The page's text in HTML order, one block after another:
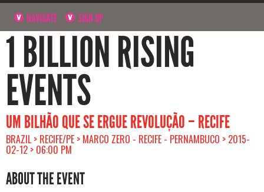
NAVIGATE SIGN UP
1 BILLION RISING
EVENTS
UM BILHÃO QUE SE ERGUE REVOLUÇÃO – RECIFE
BRAZIL > RECIFE/PE > MARCO ZERO - RECIFE - PERNAMBUCO > 2015-
02-12 > 06:00 PM
ABOUT THE EVENT